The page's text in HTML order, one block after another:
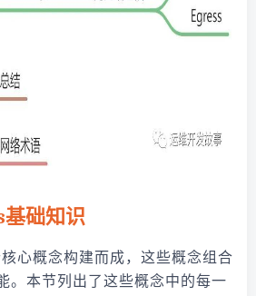
础知识
心概念构建而成，这些概念组合
。本节列出了这些概念中的每一